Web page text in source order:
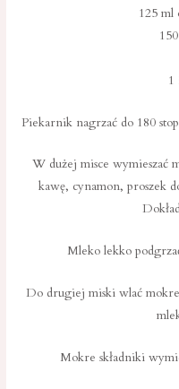
125 ml
1
Piekarnik nagrzać do 180
W dużej misce wymieszać
kawę, cynamon, proszek
Mleko lekko
Do drugiej miski wlać
Mokre składniki